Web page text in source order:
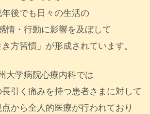
年後でも日々の生活の
情・行動に影響を及ぼして
方習慣」が形成されています。
大学病院心療内科では
引く痛みを持つ患者さまに対して
から全人的医療が行われており